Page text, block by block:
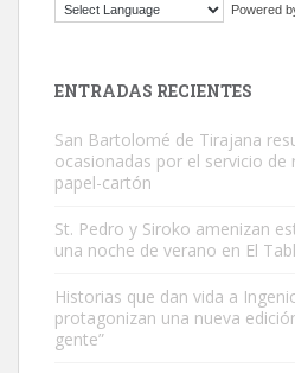
El ayuntamiento se va a llevar a Los
Este gato macho ha aparecido en la
es muy manso y extremadamente
Leales.org » Gran Canaria
Powered
ENTRADAS RECIENTES
San Bartolomé de Tirajana
ocasionadas por el servicio de
papel-cartón
St. Pedro y Siroko amenizan
una noche de verano en El
Historias que dan vida a
protagonizan una nueva
gente”